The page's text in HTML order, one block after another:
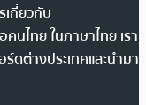
เกี่ยวกับ
นไทย ในภาษาไทย เรา
ดต่างประเทศและนำมา